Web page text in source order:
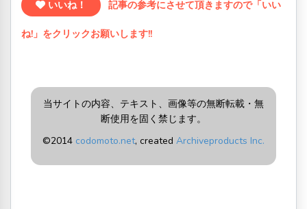
いいね！ 記事の参考にさせて頂きますので「いい
ね!」をクリックお願いします!!
当サイトの内容、テキスト、画像等の無断転載・無
断使用を固く禁じます。
©2014 codomoto.net, created Archiveproducts Inc.